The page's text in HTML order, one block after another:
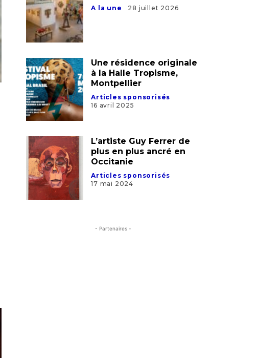
A la une 28 juillet 2026
Une résidence originale
à la Halle Tropisme,
Montpellier
Articles sponsorisés
16 avril 2025
L’artiste Guy Ferrer de
plus en plus ancré en
Occitanie
Articles sponsorisés
17 mai 2024
- Partenaires -